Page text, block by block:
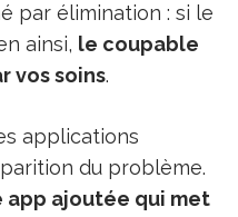
par élimination : si le
ainsi, le coupable
vos soins.
applications
du problème.
app ajoutée qui met